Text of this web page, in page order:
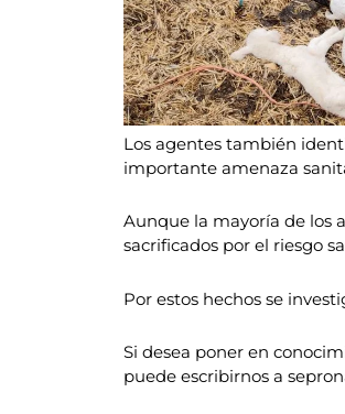
Los agentes también
importante amenaza
Aunque la mayoría de los
sacrificados por el riesgo
Por estos hechos se
Si desea poner en
puede escribirnos a